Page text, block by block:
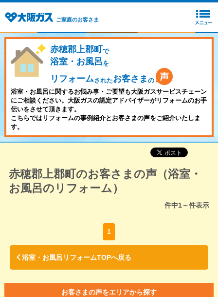
ご家庭のお客さま
赤穂郡上郡町で
浴室・お風呂 を
リフォームされたお客さま の
浴室・お風呂に関するお悩み事・ご要望も大阪ガスサービスチェーン
にご相談ください。大阪ガスの認定アドバイザーがリフォームのお手
伝いをさせて頂きます。
こちらではリフォームの事例紹介とお客さまの声をご紹介いたしま
す。
赤穂郡上郡町のお客さまの声（浴室・
お風呂のリフォーム）
件中1～件表示
1
浴室・お風呂リフォームTOPへ戻る
お客さまの声をエリアから探す